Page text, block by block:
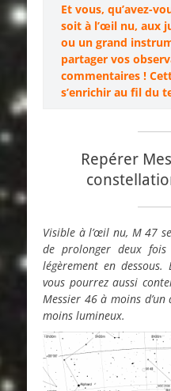
Et vous, qu’avez-
soit à l’œil nu, aux
ou un grand
partager vos
commentaires !
s’enrichir au fil du
Repérer
Visible à l’œil nu, M 47
de prolonger deux fois
légèrement en dessous.
vous pourrez aussi
Messier 46 à moins
moins lumineux.